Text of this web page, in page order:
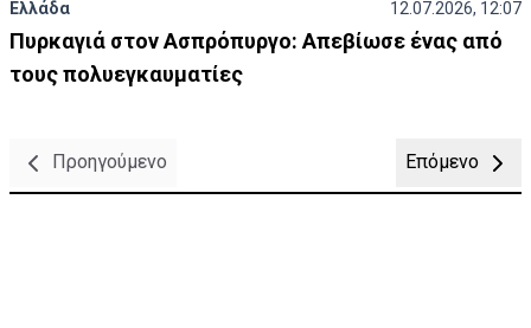
Ελλάδα 12.07.2026, 12:07
Πυρκαγιά στον Ασπρόπυργο: Απεβίωσε ένας από
τους πολυεγκαυματίες
Προηγούμενο Επόμενο